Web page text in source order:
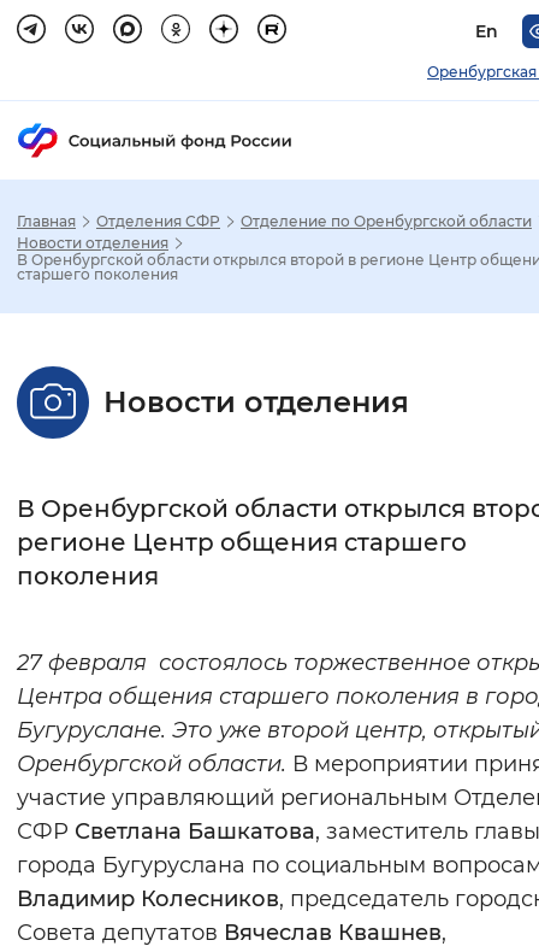
En
Оренбургская
Стандартный Увеличенный
Без засечек С засечками
Цвет сайта
Монохромный Инверсивный
Синий фон
Изображения
Включены Выключены
Главная Отделения СФР
Отделение по Оренбургской области
Новости отделения
В Оренбургской области открылся второй в регионе Центр
старшего поколения
Новости отделения
В Оренбургской области открылся
регионе Центр общения старшего
поколения
27 февраля состоялось торжественное
Центра общения старшего поколения в
Бугуруслане. Это уже второй центр,
Оренбургской области. В мероприятии
участие управляющий региональным
СФР Светлана Башкатова, заместитель главы
города Бугуруслана по социальным
Владимир Колесников, председатель
Совета депутатов Вячеслав Квашнев,